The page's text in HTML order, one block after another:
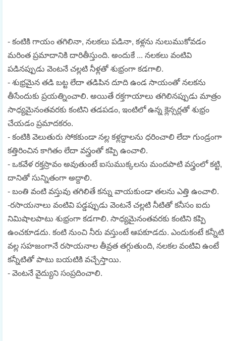
- కంటికి గాయం తగిలినా, నలకలు పడినా, కళ్లను నులుముకోవడం
మరింత ప్రమాదానికి దారితీస్తుంది. అందుకే ... నలకలు వంటివి
పడినప్పుడు వెంటనే చల్లటి నీళ్లతో శుభ్రంగా కడగాలి.
- శుభ్రమైన తడి బట్ట లేదా తడిపిన దూది ఉండ సాయంతో నలకను
తీసేందుకు ప్రయత్నించాలి. అయితే రక్తగాయాలు తగిలినప్పుడు మాత్రం
సాధ్యమైనంతవరకు కంటిని తడపడం, ఇంటిలో ఉన్న క్లెన్సర్లతో శుభ్రం
చేయడం ప్రమాదకరం.
- కంటికి వెలుతురు సోకకుండా నల్ల కళ్లద్దాలను ధరించాలి లేదా గుండ్రంగా
కత్తిరించిన కాగితం లేదా వస్త్రంతో కప్పి ఉంచాలి.
- ఒకవేళ రక్తస్రావం అవుతుంటే ఐసుముక్కలను మందపాటి వస్త్రంలో కట్టి,
దానితో సున్నితంగా అద్దాలి.
- బంతి వంటి వస్తువు తగిలితే కన్ను వాయకుండా తలను ఎత్తి ఉంచాలి.
-రసాయనాలు వంటివి పడ్డప్పుడు వెంటనే చల్లటి నీటితో కనీసం ఐదు
నిమిషాలపాటు శుభ్రంగా కడగాలి. సాధ్యమైనంతవరకు కంటిని కప్పి
ఉంచకూడదు. కంటి నుంచి నీరు వస్తుంటే ఆపకూడదు. ఎందుకంటే కన్నీటి
వల్ల సహజంగానే రసాయనాల తీవ్రత తగ్గుతుంది, నలకల వంటివి ఉంటే
కన్నీటితో పాటు బయటికి వచ్చేస్తాయి.
- వెంటనే వైద్యుని సంప్రదించాలి.